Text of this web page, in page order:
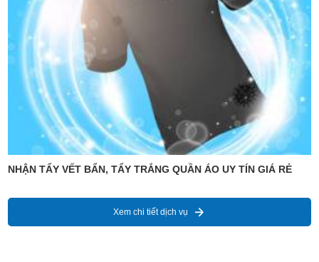
NHẬN TẨY VẾT BẨN, TẨY TRẮNG QUẦN ÁO UY TÍN GIÁ RẺ
Xem chi tiết dịch vụ